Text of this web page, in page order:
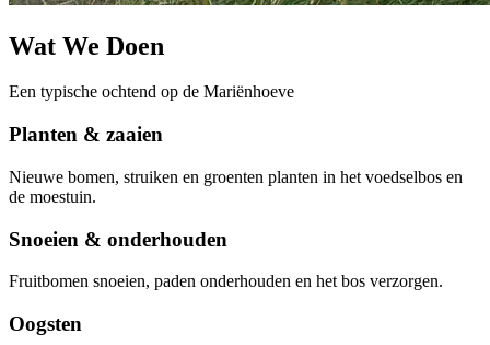
Wat We Doen
Een typische ochtend op de Mariënhoeve
Planten & zaaien
Nieuwe bomen, struiken en groenten planten in het voedselbos en
de moestuin.
Snoeien & onderhouden
Fruitbomen snoeien, paden onderhouden en het bos verzorgen.
Oogsten